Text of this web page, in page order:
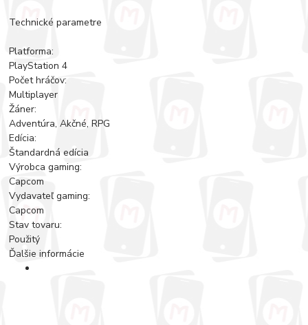
Technické parametre
Platforma:
PlayStation 4
Počet hráčov:
Multiplayer
Žáner:
Adventúra, Akčné, RPG
Edícia:
Štandardná edícia
Výrobca gaming:
Capcom
Vydavateľ gaming:
Capcom
Stav tovaru:
Použitý
Ďalšie informácie